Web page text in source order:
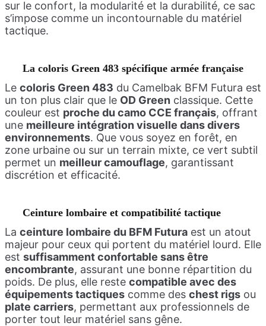
sur le confort, la modularité et la durabilité, ce sac
s’impose comme un incontournable du matériel
tactique.
La coloris Green 483 spécifique armée française
Le coloris Green 483 du Camelbak BFM Futura est
un ton plus clair que le OD Green classique. Cette
couleur est proche du camo CCE français, offrant
une meilleure intégration visuelle dans divers
environnements. Que vous soyez en forêt, en
zone urbaine ou sur un terrain mixte, ce vert subtil
permet un meilleur camouflage, garantissant
discrétion et efficacité.
Ceinture lombaire et compatibilité tactique
La ceinture lombaire du BFM Futura est un atout
majeur pour ceux qui portent du matériel lourd. Elle
est suffisamment confortable sans être
encombrante, assurant une bonne répartition du
poids. De plus, elle reste compatible avec des
équipements tactiques comme des chest rigs ou
plate carriers, permettant aux professionnels de
porter tout leur matériel sans gêne.